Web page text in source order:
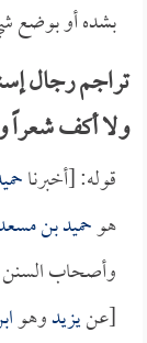
بشده أو بوضع
تراجم رجال
ولا أكف شعراً
قوله: [أخبرنا
هوحميد بن
وأصحاب السنن
[عنيزيدوهو